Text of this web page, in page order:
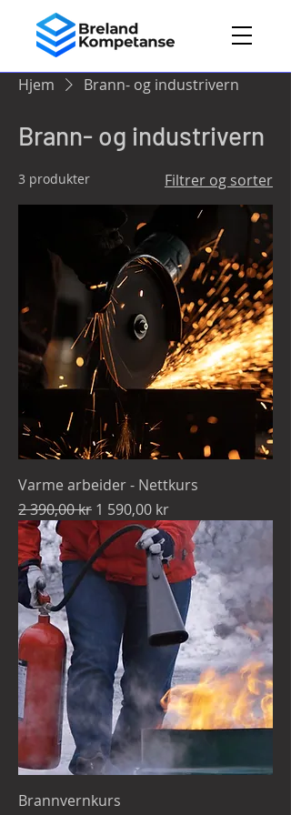
Hjem Brann- og industrivern
Brann- og industrivern
3 produkter Filtrer og sorter
Varme arbeider - Nettkurs
Vanlig pris
2 390,00 kr Salgspris
1 590,00 kr
Brannvernkurs